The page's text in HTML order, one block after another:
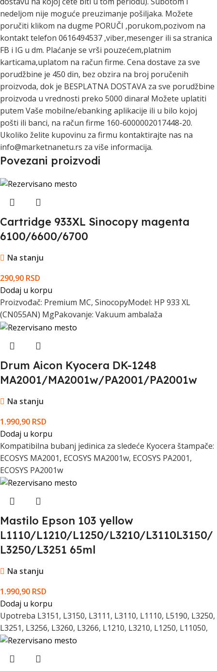
nedeljom nije moguće preuzimanje pošiljaka. Možete
poručiti klikom na dugme PORUČI ,porukom,pozivom na
kontakt telefon 0616494537 ,viber,mesenger ili sa stranica
FB i IG u dm. Plaćanje se vrši pouzećem,platnim
karticama,uplatom na račun firme. Cena dostave za sve
porudžbine je 450 din, bez obzira na broj poručenih
proizvoda, dok je BESPLATNA DOSTAVA za sve porudžbine
proizvoda u vrednosti preko 5000 dinara! Možete uplatiti
putem Vaše mobilne/ebanking aplikacije ili u bilo kojoj
pošti ili banci, na račun firme 160-6000002017448-20.
Ukoliko želite kupovinu za firmu kontaktirajte nas na
info@marketnanetu.rs za više informacija.
Povezani proizvodi
Cartridge 933XL Sinocopy magenta
6100/6600/6700
Na stanju
290,90 RSD
Dodaj u korpu
Proizvođač: Premium MC, SinocopyModel: HP 933 XL
(CN055AN) MgPakovanje: Vakuum ambalaža
Drum Aicon Kyocera DK-1248
MA2001/MA2001w/PA2001/PA2001w
Na stanju
1.990,90 RSD
Dodaj u korpu
Kompatibilna bubanj jedinica za sledeće Kyocera štampače:
ECOSYS MA2001, ECOSYS MA2001w, ECOSYS PA2001,
ECOSYS PA2001w
Mastilo Epson 103 yellow
L1110/L1210/L1250/L3210/L3110L3150/
L3250/L3251 65ml
Na stanju
1.990,90 RSD
Dodaj u korpu
Upotreba L3151, L3150, L3111, L3110, L1110, L5190, L3250,
L3251, L3256, L3260, L3266, L1210, L3210, L1250, L11050,